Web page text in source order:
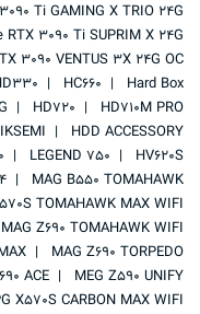
Ti GAMING X TRIO 24G
RTX 3090 Ti SUPRIM X 24G
3090 VENTUS 3X 24G OC
Hard Box
HC660
HD710M PRO
HD720
HDD ACCESSORY
HV620S
LEGEND 750
MAG B550 TOMAHAWK
TOMAHAWK MAX WIFI
MAG Z690 TOMAHAWK WIFI
MAG Z690 TORPEDO
MEG Z590 UNIFY
ACE
X570S CARBON MAX WIFI